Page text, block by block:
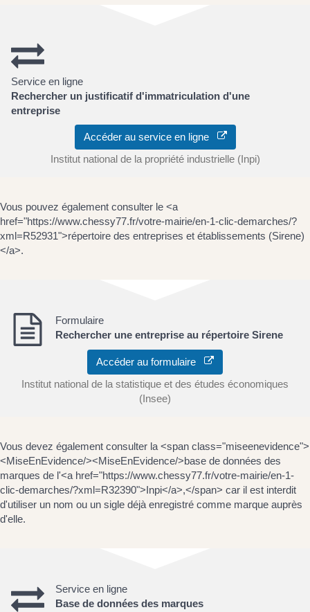
Service en ligne
Rechercher un justificatif d'immatriculation d'une
entreprise
Accéder au service en ligne
Institut national de la propriété industrielle (Inpi)
Vous pouvez également consulter le <a
href="https://www.chessy77.fr/votre-mairie/en-1-clic-demarches/?
xml=R52931">répertoire des entreprises et établissements (Sirene)
</a>.
Formulaire
Rechercher une entreprise au répertoire Sirene
Accéder au formulaire
Institut national de la statistique et des études économiques
(Insee)
Vous devez également consulter la <span class="miseenevidence">
<MiseEnEvidence/><MiseEnEvidence/>base de données des
marques de l'<a href="https://www.chessy77.fr/votre-mairie/en-1-
clic-demarches/?xml=R32390">Inpi</a>,</span> car il est interdit
d'utiliser un nom ou un sigle déjà enregistré comme marque auprès
d'elle.
Service en ligne
Base de données des marques